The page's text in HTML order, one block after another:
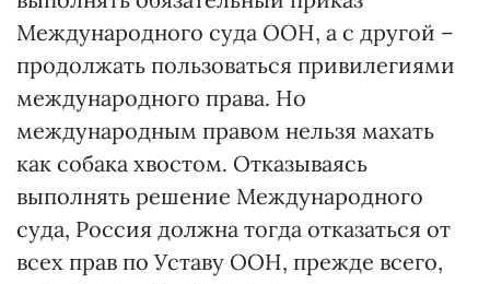
Международного суда ООН, а с другой –
продолжать пользоваться привилегиями
международного права. Но
международным правом нельзя махать
как собака хвостом. Отказываясь
выполнять решение Международного
суда, Россия должна тогда отказаться от
всех прав по Уставу ООН, прежде всего,